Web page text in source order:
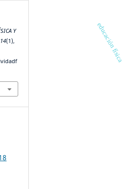
Y
14(1),
educación física